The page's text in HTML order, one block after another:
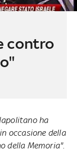
contro
ha
occasione della
della Memoria".